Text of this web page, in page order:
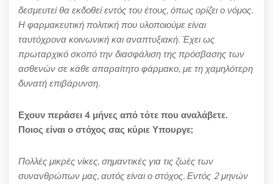
δεσμευτεί θα εκδοθεί εντός του έτους, όπως ορίζει ο νόμος.
Η φαρμακευτική πολιτική που υλοποιούμε είναι
ταυτόχρονα κοινωνική και αναπτυξιακή. Έχει ως
πρωταρχικό σκοπό την διασφάλιση της πρόσβασης των
ασθενών σε κάθε απαραίτητο φάρμακο, με τη χαμηλότερη
δυνατή επιβάρυνση.
Εχουν περάσει 4 μήνες από τότε που αναλάβετε.
Ποιος είναι ο στόχος σας κύριε Υπουργε;
Πολλές μικρές νίκες, σημαντικές για τις ζωές των
συνανθρώπων μας, αυτός είναι ο στόχος. Εντός 2 μηνών